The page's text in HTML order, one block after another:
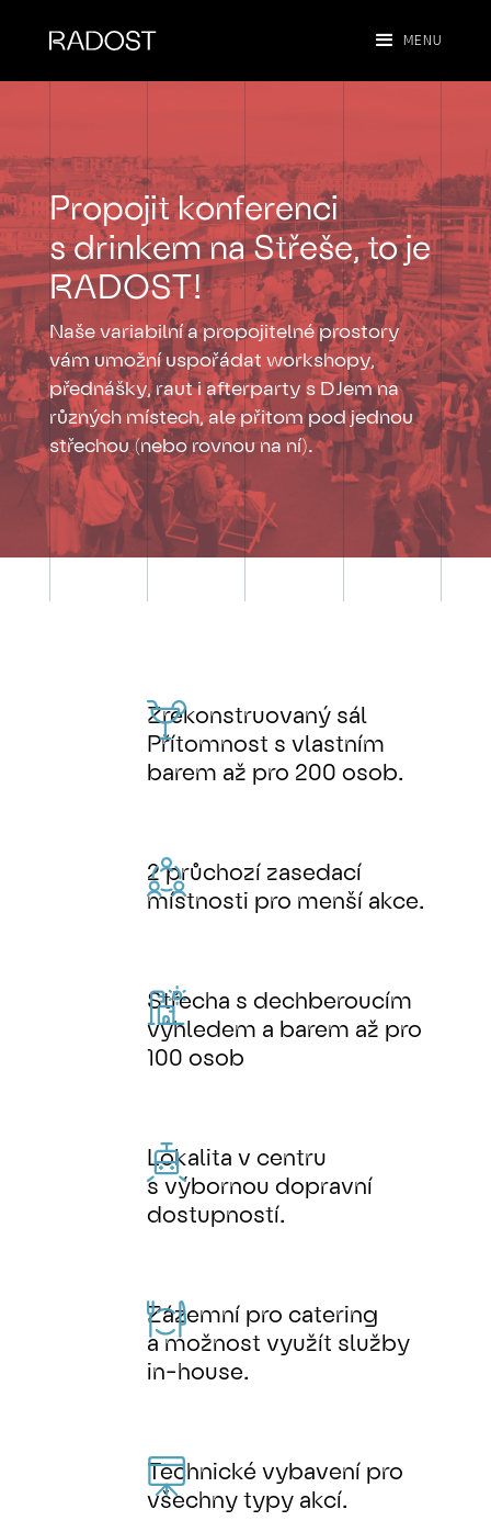
MENU
Propojit konferenci
s drinkem na Střeše, to je
RADOST!
Naše variabilní a propojitelné prostory
vám umožní uspořádat workshopy,
přednášky, raut i afterparty s DJem na
různých místech, ale přitom pod jednou
střechou (nebo rovnou na ní).
Zrekonstruovaný sál
Přítomnost s vlastním
barem až pro 200 osob.
2 průchozí zasedací
místnosti pro menší akce.
Střecha s dechberoucím
výhledem a barem až pro
100 osob
Lokalita v centru
s výbornou dopravní
dostupností.
Zázemní pro catering
a možnost využít služby
in-house.
Technické vybavení pro
všechny typy akcí.